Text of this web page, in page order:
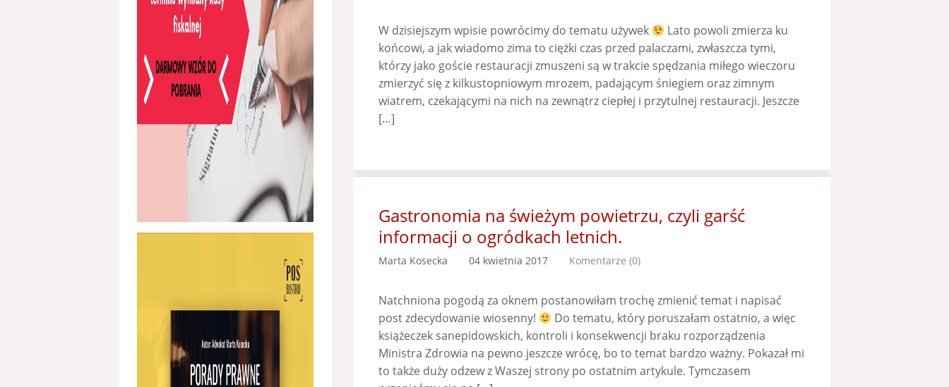
W dzisiejszym wpisie powrócimy do tematu używek
Lato powoli zmierza ku
końcowi, a jak wiadomo zima to ciężki czas przed palaczami, zwłaszcza tymi,
którzy jako goście restauracji zmuszeni są w trakcie spędzania miłego wieczoru
zmierzyć się z kilkustopniowym mrozem, padającym śniegiem oraz zimnym
wiatrem, czekającymi na nich na zewnątrz ciepłej i przytulnej restauracji. Jeszcze
[…]
Gastronomia na świeżym powietrzu, czyli garść
informacji o ogródkach letnich.
Marta Kosecka 04 kwietnia 2017 Komentarze (0)
Natchniona pogodą za oknem postanowiłam trochę zmienić temat i napisać
post zdecydowanie wiosenny!
Do tematu, który poruszałam ostatnio, a więc
książeczek sanepidowskich, kontroli i konsekwencji braku rozporządzenia
Ministra Zdrowia na pewno jeszcze wrócę, bo to temat bardzo ważny. Pokazał mi
to także duży odzew z Waszej strony po ostatnim artykule. Tymczasem